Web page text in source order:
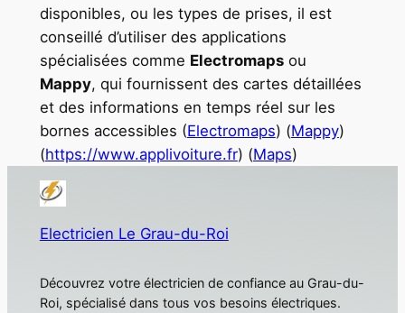
disponibles, ou les types de prises, il est
conseillé d’utiliser des applications
spécialisées comme Electromapsou
Mappy, qui fournissent des cartes détaillées
et des informations en temps réel sur les
bornes accessibles ​(Electromaps)​ (Mappy) ​
(https://www.applivoiture.fr) (Maps)
Electricien Le Grau-du-Roi
Découvrez votre électricien de confiance au Grau-du-
Roi, spécialisé dans tous vos besoins électriques.